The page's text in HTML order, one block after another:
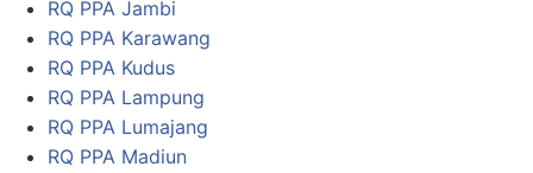
RQ PPA Jambi
RQ PPA Karawang
RQ PPA Kudus
RQ PPA Lampung
RQ PPA Lumajang
RQ PPA Madiun